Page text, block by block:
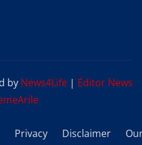
by News4Life | Editor News
Privacy
Disclaimer